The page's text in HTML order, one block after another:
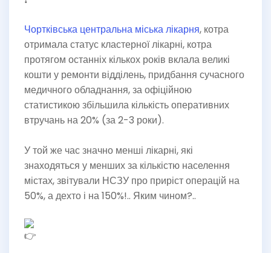
Чортківська центральна міська лікарня, котра
отримала статус кластерної лікарні, котра
протягом останніх кількох років вклала великі
кошти у ремонти відділень, придбання сучасного
медичного обладнання, за офіційною
статистикою збільшила кількість оперативних
втручань на 20% (за 2-3 роки).
У той же час значно менші лікарні, які
знаходяться у менших за кількістю населення
містах, звітували НСЗУ про приріст операцій на
50%, а дехто і на 150%!.. Яким чином?..